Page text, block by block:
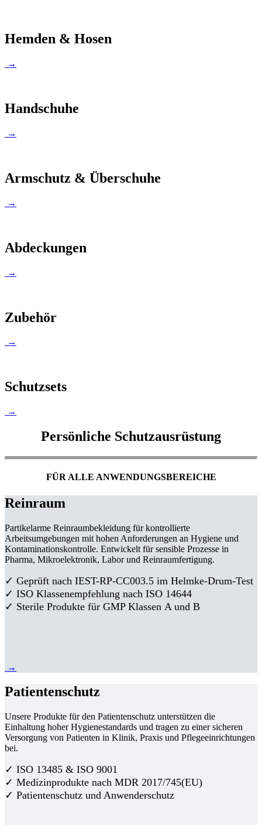
Hemden & Hosen
→
Handschuhe
→
Armschutz & Überschuhe
→
Abdeckungen
→
Zubehör
→
Schutzsets
→
Persönliche Schutzausrüstung
FÜR ALLE ANWENDUNGSBEREICHE
Reinraum
Partikelarme Reinraumbekleidung für kontrollierte
Arbeitsumgebungen mit hohen Anforderungen an Hygiene und
Kontaminationskontrolle. Entwickelt für sensible Prozesse in
Pharma, Mikroelektronik, Labor und Reinraumfertigung.
✓ Geprüft nach IEST-RP-CC003.5 im Helmke-Drum-Test
✓ ISO Klassenempfehlung nach ISO 14644
✓ Sterile Produkte für GMP Klassen A und B
→
Patientenschutz
Unsere Produkte für den Patientenschutz unterstützen die
Einhaltung hoher Hygienestandards und tragen zu einer sicheren
Versorgung von Patienten in Klinik, Praxis und Pflegeeinrichtungen
bei.
✓ ISO 13485 & ISO 9001
✓ Medizinprodukte nach MDR 2017/745(EU)
✓ Patientenschutz und Anwenderschutz